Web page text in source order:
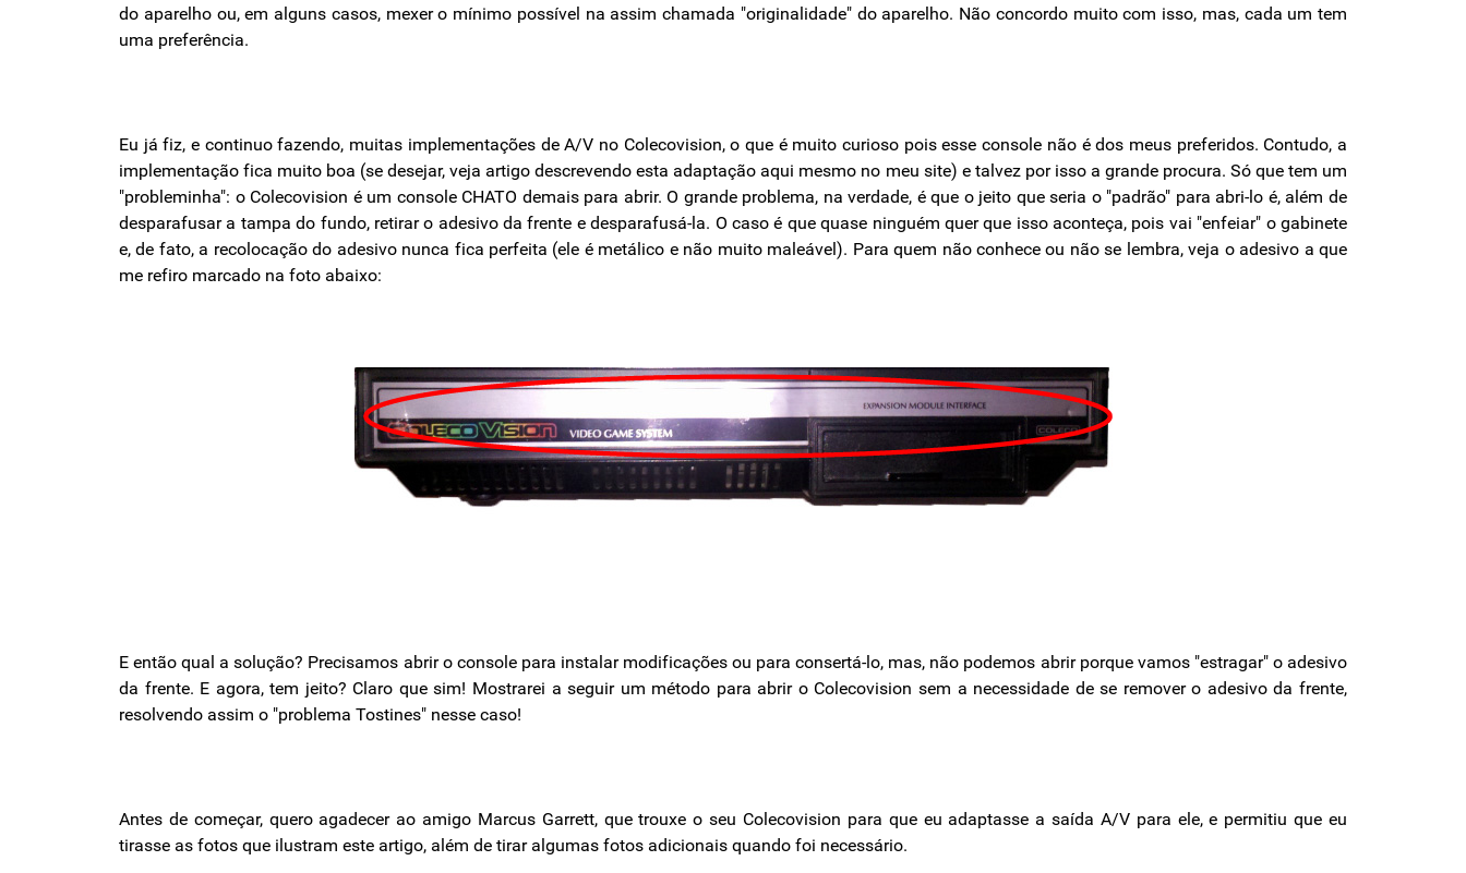
do aparelho ou, em alguns casos, mexer o mínimo possível na assim chamada "originalidade" do aparelho. Não concordo muito com isso, mas, cada um tem
uma preferência.
Eu já fiz, e continuo fazendo, muitas implementações de A/V no Colecovision, o que é muito curioso pois esse console não é dos meus preferidos. Contudo, a
implementação fica muito boa (se desejar, veja artigo descrevendo esta adaptação aqui mesmo no meu site) e talvez por isso a grande procura. Só que tem um
"probleminha": o Colecovision é um console CHATO demais para abrir. O grande problema, na verdade, é que o jeito que seria o "padrão" para abri-lo é, além de
desparafusar a tampa do fundo, retirar o adesivo da frente e desparafusá-la. O caso é que quase ninguém quer que isso aconteça, pois vai "enfeiar" o gabinete
e, de fato, a recolocação do adesivo nunca fica perfeita (ele é metálico e não muito maleável). Para quem não conhece ou não se lembra, veja o adesivo a que
me refiro marcado na foto abaixo:
E então qual a solução? Precisamos abrir o console para instalar modificações ou para consertá-lo, mas, não podemos abrir porque vamos "estragar" o adesivo
da frente. E agora, tem jeito? Claro que sim! Mostrarei a seguir um método para abrir o Colecovision sem a necessidade de se remover o adesivo da frente,
resolvendo assim o "problema Tostines" nesse caso!
Antes de começar, quero agadecer ao amigo Marcus Garrett, que trouxe o seu Colecovision para que eu adaptasse a saída A/V para ele, e permitiu que eu
tirasse as fotos que ilustram este artigo, além de tirar algumas fotos adicionais quando foi necessário.